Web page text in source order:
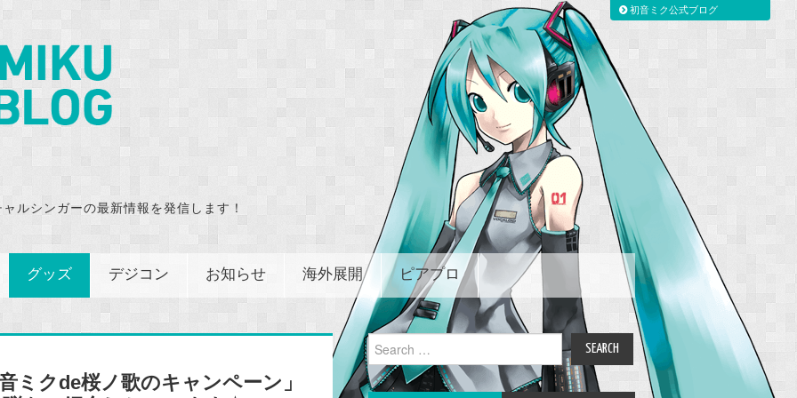
ルシンガーの最新情報を発信します！
グッズ デジコン お知らせ 海外展開 ピアプロ
ミクde桜ノ歌のキャンペーン」
Search
for:
初音ミク公式ブログ